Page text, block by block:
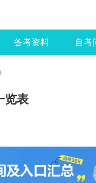
备考资料 自考
览表